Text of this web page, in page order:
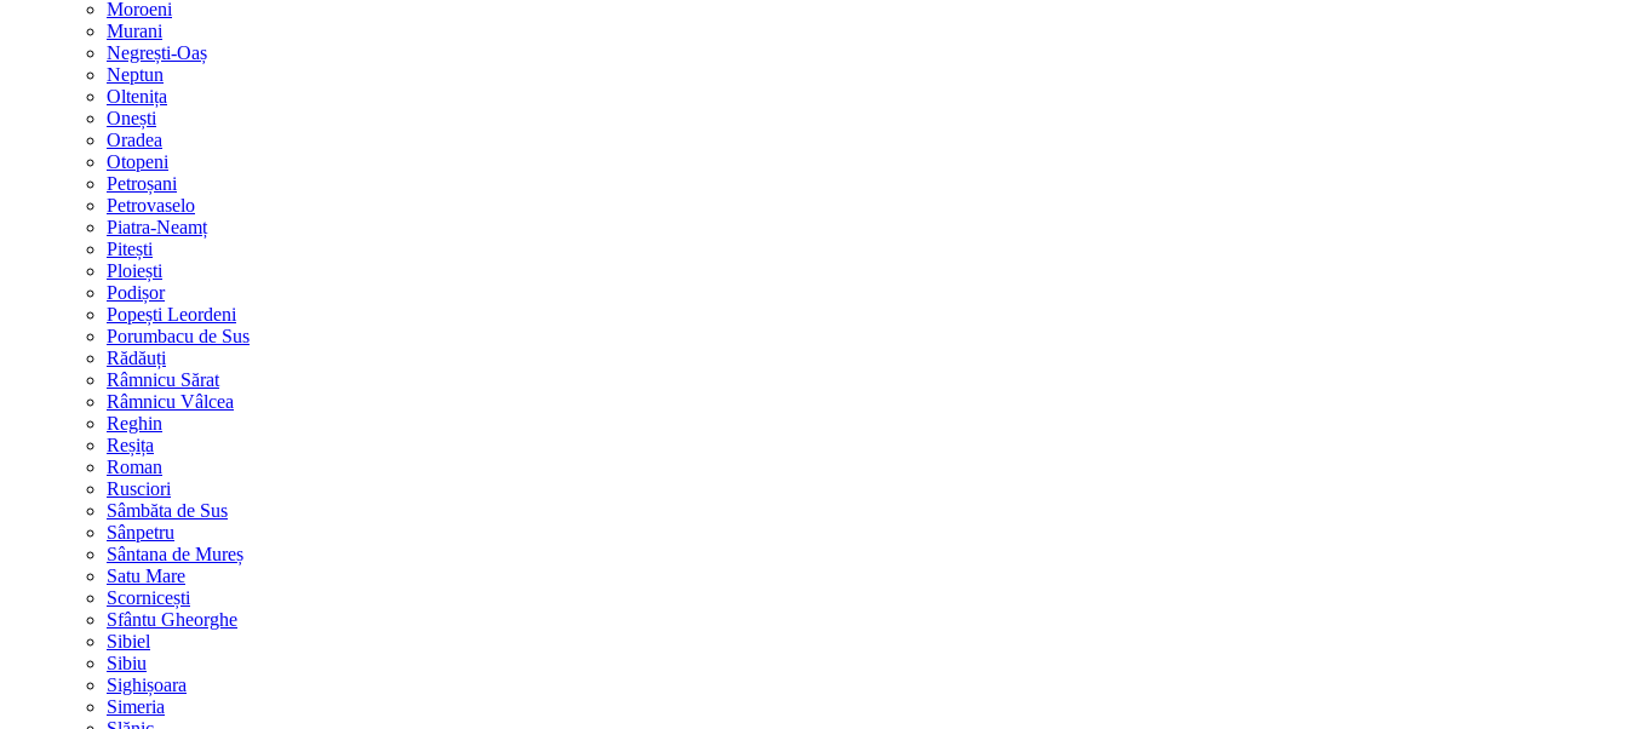
Moroeni
Murani
Negrești-Oaș
Neptun
Oltenița
Onești
Oradea
Otopeni
Petroșani
Petrovaselo
Piatra-Neamț
Pitești
Ploiești
Podișor
Popești Leordeni
Porumbacu de Sus
Rădăuți
Râmnicu Sărat
Râmnicu Vâlcea
Reghin
Reșița
Roman
Rusciori
Sâmbăta de Sus
Sânpetru
Sântana de Mureș
Satu Mare
Scornicești
Sfântu Gheorghe
Sibiel
Sibiu
Sighișoara
Simeria